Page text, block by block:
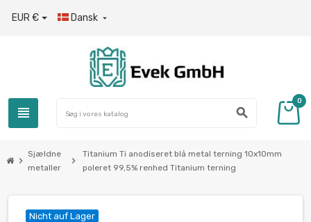
EUR € Dansk 
view_headline search
0
chevron_right
Sjældne
metaller
chevron_right
Titanium Ti anodiseret blå metal terning 10x10mm
poleret 99,5% renhed Titanium terning
Nicht auf Lager